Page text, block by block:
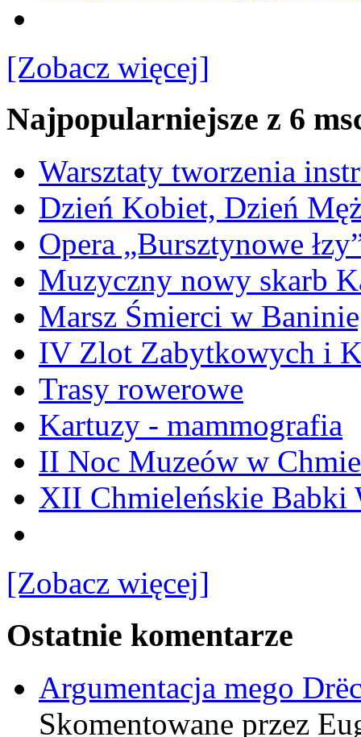
[Zobacz więcej]
Najpopularniejsze z 6
Warsztaty tworzenia
Dzień Kobiet, Dzień
Opera „Bursztynowe
Muzyczny nowy skarb
Marsz Śmierci w
IV Zlot Zabytkowych i
Trasy rowerowe
Kartuzy - mammografia
II Noc Muzeów w
XII Chmieleńskie Babki
[Zobacz więcej]
Ostatnie komentarze
Argumentacja mego
Skomentowane przez